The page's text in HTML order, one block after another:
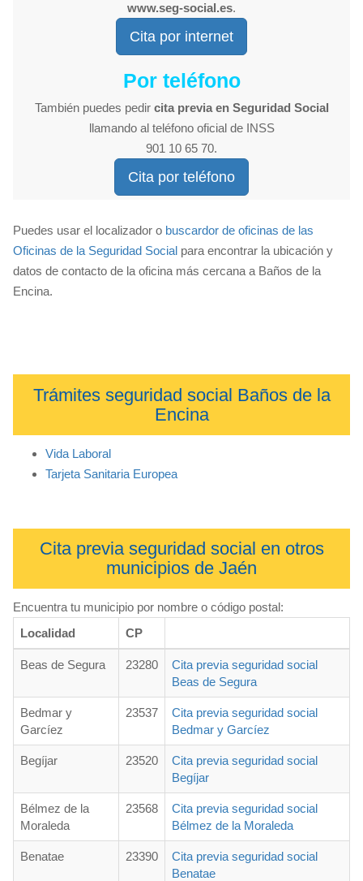
www.seg-social.es.
Cita por internet
Por teléfono
También puedes pedir cita previa en Seguridad Social
llamando al teléfono oficial de INSS
901 10 65 70.
Cita por teléfono
Puedes usar el localizador o buscardor de oficinas de las
Oficinas de la Seguridad Social para encontrar la ubicación y
datos de contacto de la oficina más cercana a Baños de la
Encina.
Trámites seguridad social Baños de la
Encina
Vida Laboral
Tarjeta Sanitaria Europea
Cita previa seguridad social en otros
municipios de Jaén
Encuentra tu municipio por nombre o código postal:
Localidad
CP
Beas de Segura 23280
Cita previa seguridad social
Beas de Segura
Bedmar y
Garcíez
23537
Cita previa seguridad social
Bedmar y Garcíez
Begíjar 23520
Cita previa seguridad social
Begíjar
Bélmez de la
Moraleda
23568
Cita previa seguridad social
Bélmez de la Moraleda
Benatae 23390
Cita previa seguridad social
Benatae